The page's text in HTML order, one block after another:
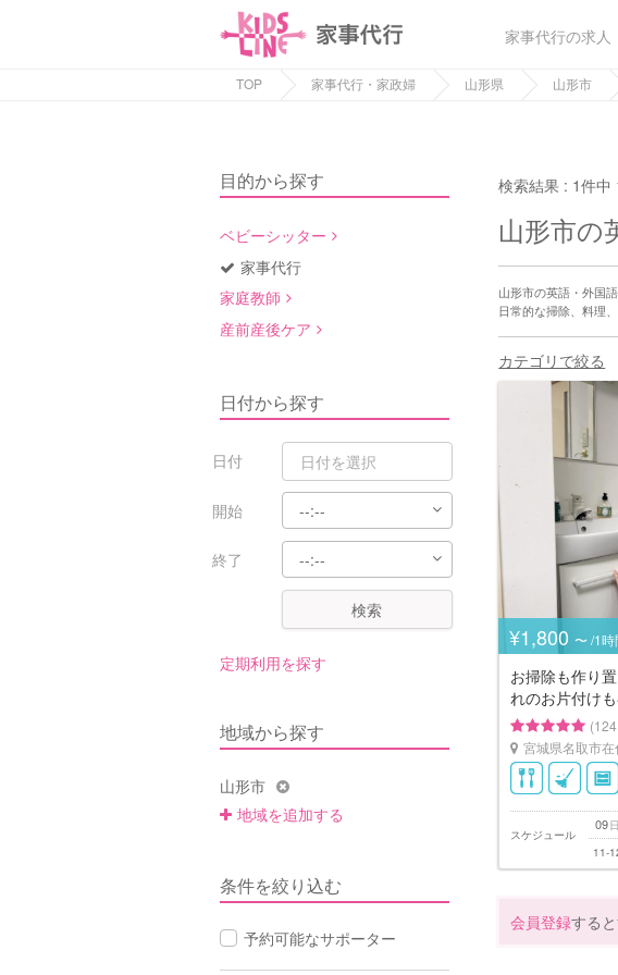
家事代行の求人
TOP 家事代行・家政婦 山形県 山形市
目的から探す
ベビーシッター
家事代行
家庭教師
産前産後ケア
日付から探す
日付
開始
終了
検索
定期利用を探す
地域から探す
山形市
地域を追加する
条件を絞り込む
予約可能なサポーター
検索結果 : 1件中
山形市の
山形市の英語・外国
日常的な掃除、料理
カテゴリで絞る
¥1,800 〜 /1時
お掃除も作り
れのお片付け
宮城県名取市在
スケジュール
日
09
11-
会員登録する